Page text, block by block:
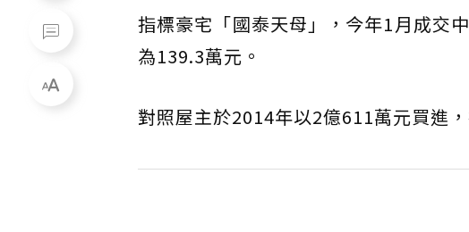
指標豪宅「國泰天母」，今年1月成交
為139.3萬元。
對照屋主於2014年以2億611萬元買進